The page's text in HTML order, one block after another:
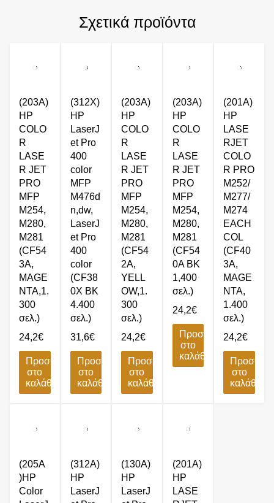
Σχετικά προϊόντα
(203A)
HP
COLO
R
LASE
R JET
PRO
MFP
M254,
M280,
M281
(CF54
3A,
MAGE
NTA,1.
300
σελ.)
24,2€
Προσθήκη
στο
καλάθι
(312X)
HP
LaserJ
et Pro
400
color
MFP
M476d
n,dw,
LaserJ
et Pro
400
color
(CF38
0X BK
4.400
σελ.)
31,6€
Προσθήκη
στο
καλάθι
(203A)
HP
COLO
R
LASE
R JET
PRO
MFP
M254,
M280,
M281
(CF54
2A,
YELL
OW,1.
300
σελ.)
24,2€
Προσθήκη
στο
καλάθι
(203A)
HP
COLO
R
LASE
R JET
PRO
MFP
M254,
M280,
M281
(CF54
0A BK
1,400
σελ.)
24,2€
Προσθήκη
στο
καλάθι
(201A)
HP
LASE
RJET
COLO
R PRO
M252/
M277/
M274
EACH
COL
(CF40
3A,
MAGE
NTA,
1.400
σελ.)
24,2€
στο
καλάθι
(205A
)HP
Color
(312A)
HP
LaserJ
(130A)
HP
LaserJ
(201A)
HP
LASE